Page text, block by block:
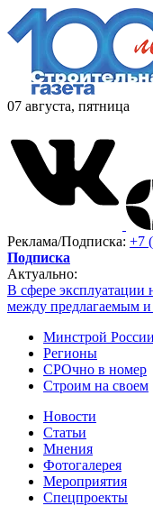
07 августа, пятница
Реклама/Подписка: +7
Подписка
Актуально:
В сфере эксплуатации
между предлагаемым
Минстрой России
Регионы
СРОчно в номер
Строим на своем
Новости
Статьи
Мнения
Фотогалерея
Мероприятия
Спецпроекты